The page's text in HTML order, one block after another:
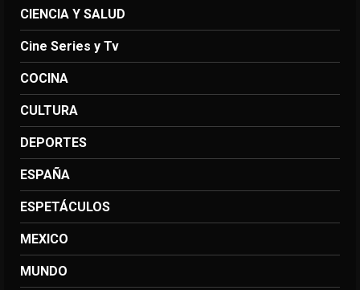
CIENCIA Y SALUD
Cine Series y Tv
COCINA
CULTURA
DEPORTES
ESPAÑA
ESPETÁCULOS
MEXICO
MUNDO